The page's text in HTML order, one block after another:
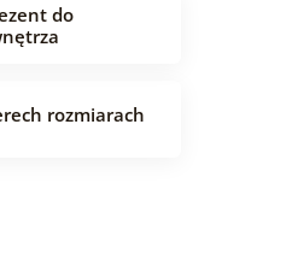
do
rozmiarach